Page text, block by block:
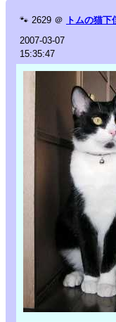
🐾 2629 ＠ トムの猫下
2007-03-07
15:35:47